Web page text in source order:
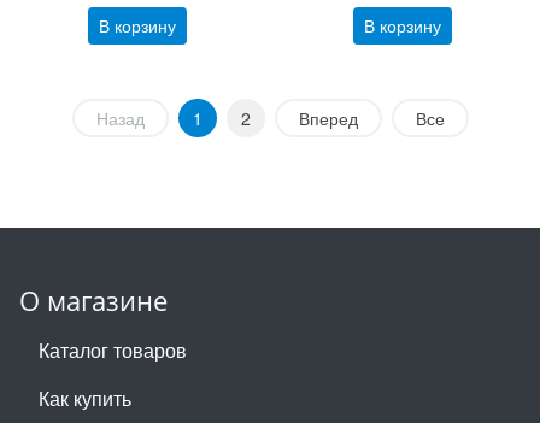
В корзину В корзину
Назад 1 2 Вперед Все
О магазине
Каталог товаров
Как купить